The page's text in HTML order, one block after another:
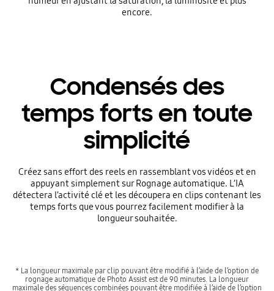
encore.
Condensés des
temps forts en toute
simplicité
Créez sans effort des reels en rassemblant vos vidéos et en
appuyant simplement sur Rognage automatique. L’IA
détectera l’activité clé et les découpera en clips contenant les
temps forts que vous pourrez facilement modifier à la
longueur souhaitée.
* La longueur maximale par clip pouvant être modifié à l’aide de l’option de
rognage automatique de Photo Assist est de 90 minutes. La longueur
maximale des séquences combinées pouvant être modifiée à l’aide de l’option